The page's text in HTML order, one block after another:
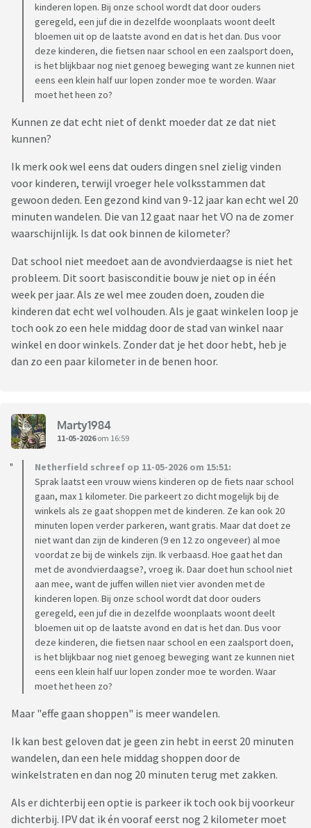
kinderen lopen. Bij onze school wordt dat door ouders
geregeld, een juf die in dezelfde woonplaats woont deelt
bloemen uit op de laatste avond en dat is het dan. Dus voor
deze kinderen, die fietsen naar school en een zaalsport doen,
is het blijkbaar nog niet genoeg beweging want ze kunnen niet
eens een klein half uur lopen zonder moe te worden. Waar
moet het heen zo?
Kunnen ze dat echt niet of denkt moeder dat ze dat niet
kunnen?
Ik merk ook wel eens dat ouders dingen snel zielig vinden
voor kinderen, terwijl vroeger hele volksstammen dat
gewoon deden. Een gezond kind van 9-12 jaar kan echt wel 20
minuten wandelen. Die van 12 gaat naar het VO na de zomer
waarschijnlijk. Is dat ook binnen de kilometer?
Dat school niet meedoet aan de avondvierdaagse is niet het
probleem. Dit soort basisconditie bouw je niet op in één
week per jaar. Als ze wel mee zouden doen, zouden die
kinderen dat echt wel volhouden. Als je gaat winkelen loop je
toch ook zo een hele middag door de stad van winkel naar
winkel en door winkels. Zonder dat je het door hebt, heb je
dan zo een paar kilometer in de benen hoor.
Marty1984
11-05-2026om 16:59
Netherfield schreef op 11-05-2026 om 15:51:
Sprak laatst een vrouw wiens kinderen op de fiets naar school
gaan, max 1 kilometer. Die parkeert zo dicht mogelijk bij de
winkels als ze gaat shoppen met de kinderen. Ze kan ook 20
minuten lopen verder parkeren, want gratis. Maar dat doet ze
niet want dan zijn de kinderen (9 en 12 zo ongeveer) al moe
voordat ze bij de winkels zijn. Ik verbaasd. Hoe gaat het dan
met de avondvierdaagse?, vroeg ik. Daar doet hun school niet
aan mee, want de juffen willen niet vier avonden met de
kinderen lopen. Bij onze school wordt dat door ouders
geregeld, een juf die in dezelfde woonplaats woont deelt
bloemen uit op de laatste avond en dat is het dan. Dus voor
deze kinderen, die fietsen naar school en een zaalsport doen,
is het blijkbaar nog niet genoeg beweging want ze kunnen niet
eens een klein half uur lopen zonder moe te worden. Waar
moet het heen zo?
Maar "effe gaan shoppen" is meer wandelen.
Ik kan best geloven dat je geen zin hebt in eerst 20 minuten
wandelen, dan een hele middag shoppen door de
winkelstraten en dan nog 20 minuten terug met zakken.
Als er dichterbij een optie is parkeer ik toch ook bij voorkeur
dichterbij. IPV dat ik én vooraf eerst nog 2 kilometer moet